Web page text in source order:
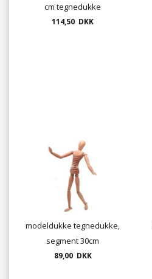
cm tegnedukke
114,50 DKK
modeldukke tegnedukke,
segment 30cm
89,00 DKK